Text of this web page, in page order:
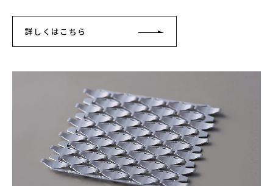
詳しくはこちら